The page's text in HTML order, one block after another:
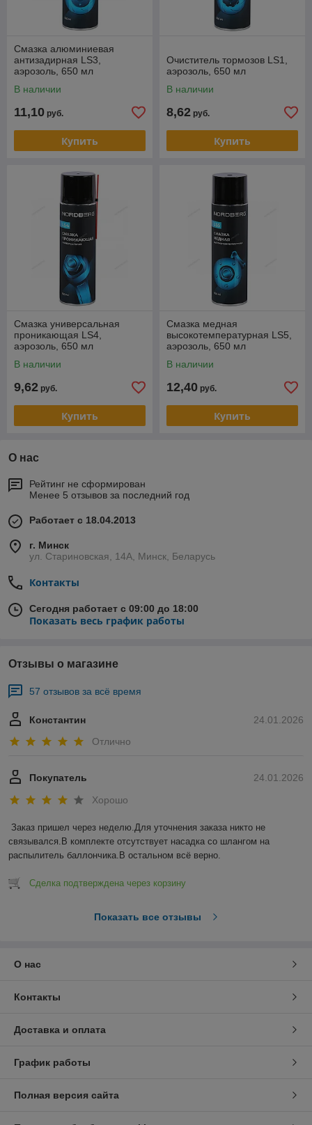
Смазка алюминиевая
антизадирная LS3,
аэрозоль, 650 мл
В наличии
11,10 руб.
Купить
Очиститель тормозов LS1,
аэрозоль, 650 мл
В наличии
8,62 руб.
Купить
Смазка универсальная
проникающая LS4,
аэрозоль, 650 мл
В наличии
9,62 руб.
Купить
Смазка медная
высокотемпературная LS5,
аэрозоль, 650 мл
В наличии
12,40 руб.
Купить
О нас
Рейтинг не сформирован
Менее 5 отзывов за последний год
Работает с 18.04.2013
г. Минск
ул. Стариновская, 14А, Минск, Беларусь
Контакты
Сегодня работает с 09:00 до 18:00
Показать весь график работы
Отзывы о магазине
57 отзывов за всё время
24.01.2026
Константин
Отлично
24.01.2026
Покупатель
Хорошо
Заказ пришел через неделю.Для уточнения заказа никто не
связывался.В комплекте отсутствует насадка со шлангом на
распылитель баллончика.В остальном всё верно.
Сделка подтверждена через корзину
Показать все отзывы
О нас
Контакты
Доставка и оплата
График работы
Полная версия сайта